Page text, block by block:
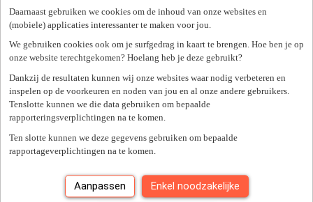
Daarnaast gebruiken we cookies om de inhoud van onze websites en
(mobiele) applicaties interessanter te maken voor jou.
We gebruiken cookies ook om je surfgedrag in kaart te brengen. Hoe ben je op
onze website terechtgekomen? Hoelang heb je deze gebruikt?
Dankzij de resultaten kunnen wij onze websites waar nodig verbeteren en
inspelen op de voorkeuren en noden van jou en al onze andere gebruikers.
Tenslotte kunnen we die data gebruiken om bepaalde
rapporteringsverplichtingen na te komen.
Ten slotte kunnen we deze gegevens gebruiken om bepaalde
rapportageverplichtingen na te komen.
Aanpassen Enkel noodzakelijke
Mijn gekozen filters
Wis alle filters
Opnieuw aanmelden.
Er is een fout opgetreden. Gelieve later opnieuw te proberen.
Sluiten
Je hebt0van0jobs gezien.